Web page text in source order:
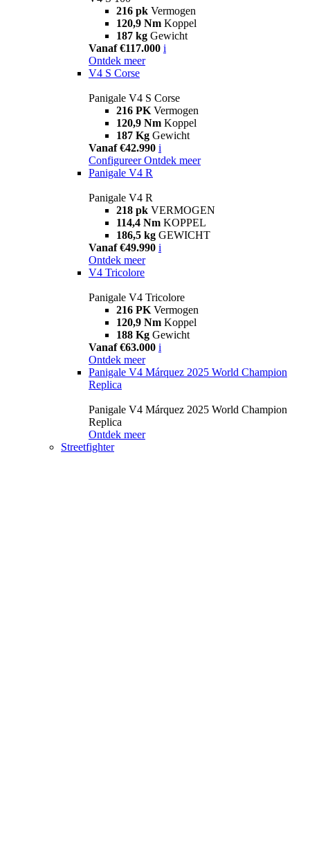
216 pk Vermogen
120,9 Nm Koppel
187 kg Gewicht
Vanaf €117.000 i
Ontdek meer
V4 S Corse
Panigale V4 S Corse
216 PK Vermogen
120,9 Nm Koppel
187 Kg Gewicht
Vanaf €42.990 i
Configureer Ontdek meer
Panigale V4 R
Panigale V4 R
218 pk VERMOGEN
114,4 Nm KOPPEL
186,5 kg GEWICHT
Vanaf €49.990 i
Ontdek meer
V4 Tricolore
Panigale V4 Tricolore
216 PK Vermogen
120,9 Nm Koppel
188 Kg Gewicht
Vanaf €63.000 i
Ontdek meer
Panigale V4 Márquez 2025 World Champion
Replica
Panigale V4 Márquez 2025 World Champion
Replica
Ontdek meer
Streetfighter